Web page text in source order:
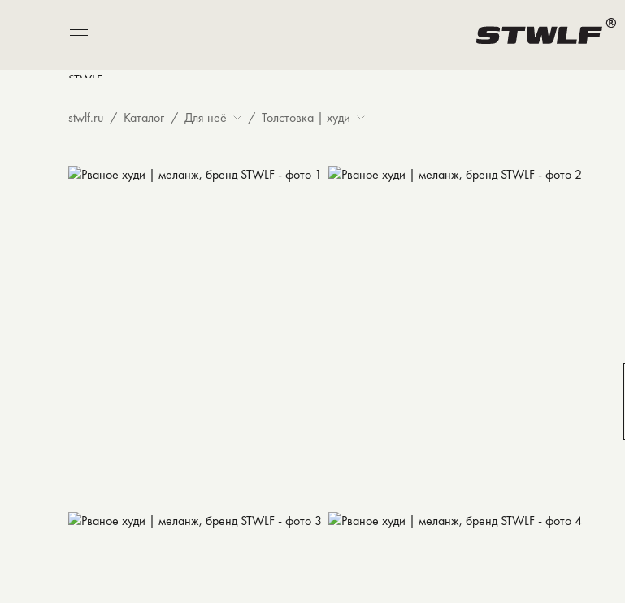
stwlf.ru Каталог Для неё Толстовка | худи